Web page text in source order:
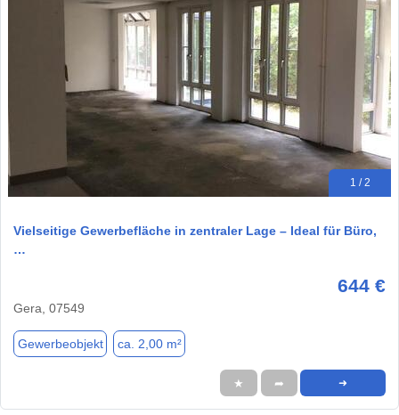
1 / 2
Vielseitige Gewerbefläche in zentraler Lage – Ideal für Büro,
…
644 €
Gera, 07549
Gewerbeobjekt ca. 2,00 m²
★ ➦ ➜